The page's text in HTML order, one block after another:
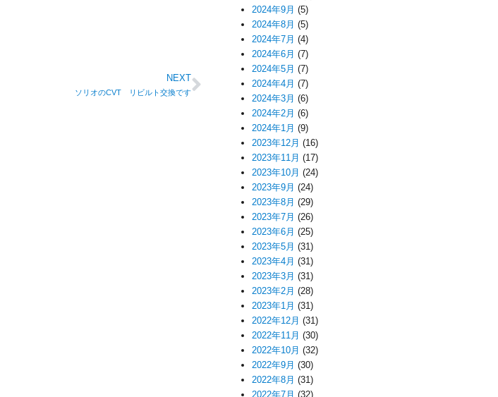
NEXT
ソリオのCVT リビルト交換です
2024年9月 (5)
2024年8月 (5)
2024年7月 (4)
2024年6月 (7)
2024年5月 (7)
2024年4月 (7)
2024年3月 (6)
2024年2月 (6)
2024年1月 (9)
2023年12月 (16)
2023年11月 (17)
2023年10月 (24)
2023年9月 (24)
2023年8月 (29)
2023年7月 (26)
2023年6月 (25)
2023年5月 (31)
2023年4月 (31)
2023年3月 (31)
2023年2月 (28)
2023年1月 (31)
2022年12月 (31)
2022年11月 (30)
2022年10月 (32)
2022年9月 (30)
2022年8月 (31)
2022年7月 (32)